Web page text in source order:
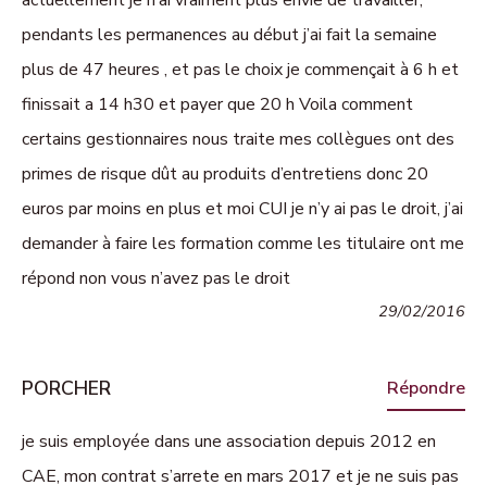
pendants les permanences au début j’ai fait la semaine
plus de 47 heures , et pas le choix je commençait à 6 h et
finissait a 14 h30 et payer que 20 h Voila comment
certains gestionnaires nous traite mes collègues ont des
primes de risque dût au produits d’entretiens donc 20
euros par moins en plus et moi CUI je n’y ai pas le droit, j’ai
demander à faire les formation comme les titulaire ont me
répond non vous n’avez pas le droit
29/02/2016
PORCHER Répondre
je suis employée dans une association depuis 2012 en
CAE, mon contrat s’arrete en mars 2017 et je ne suis pas